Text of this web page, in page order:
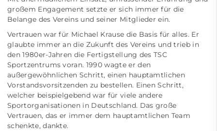
großem Engagement setzte er sich immer für die
Belange des Vereins und seiner Mitglieder ein.
Vertrauen war für Michael Krause die Basis für alles. Er
glaubte immer an die Zukunft des Vereins und trieb in
den 1980er-Jahren die Fertigstellung des TSC
Sportzentrums voran. 1990 wagte er den
außergewöhnlichen Schritt, einen hauptamtlichen
Vorstandsvorsitzenden zu bestellen. Einen Schritt,
welcher beispielgebend war für viele andere
Sportorganisationen in Deutschland. Das große
Vertrauen, das er immer dem hauptamtlichen Team
schenkte, dankte.